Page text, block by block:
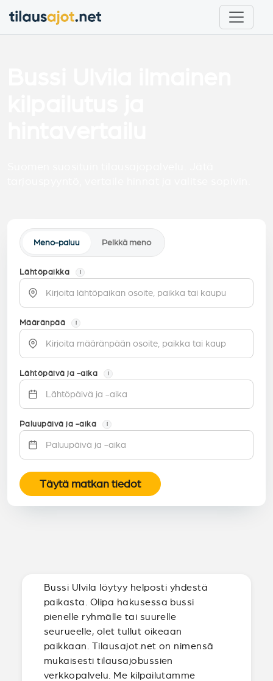
Meno-paluu Pelkkä meno
Lähtöpaikka i
Määränpää i
Lähtöpäivä ja -aika i
Paluupäivä ja -aika i
Täytä matkan tiedot
Bussi Ulvila löytyy helposti yhdestä
paikasta. Olipa hakusessa bussi
pienelle ryhmälle tai suurelle
seurueelle, olet tullut oikeaan
paikkaan. Tilausajot.net on nimensä
mukaisesti tilausajobussien
verkkopalvelu. Me kilpailutamme